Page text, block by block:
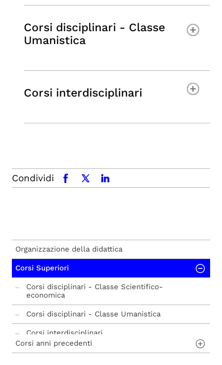
Corsi disciplinari - Classe
Umanistica
Corsi interdisciplinari
Condividi facebookx.comlinkedin
Organizzazione della didattica
Corsi Superiori
Corsi disciplinari - Classe Scientifico-
economica
Corsi disciplinari - Classe Umanistica
Corsi interdisciplinari
Corsi anni precedenti